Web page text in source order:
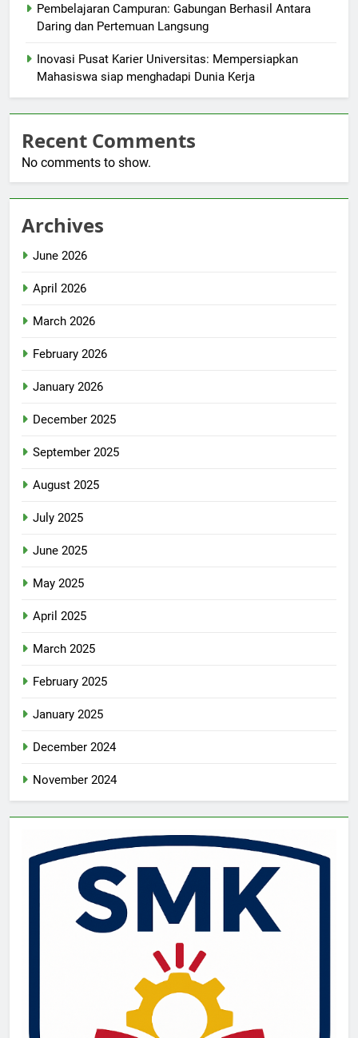
Pembelajaran Campuran: Gabungan Berhasil Antara
Daring dan Pertemuan Langsung
Inovasi Pusat Karier Universitas: Mempersiapkan
Mahasiswa siap menghadapi Dunia Kerja
Recent Comments
No comments to show.
Archives
June 2026
April 2026
March 2026
February 2026
January 2026
December 2025
September 2025
August 2025
July 2025
June 2025
May 2025
April 2025
March 2025
February 2025
January 2025
December 2024
November 2024